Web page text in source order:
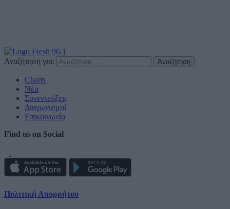
Αναζήτηση για:
Charts
Νέα
Συνεντεύξεις
Διαγωνισμοί
Επικοινωνία
Find us on Social
Πολιτική Απορρήτου